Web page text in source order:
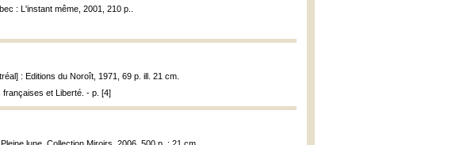
: L'instant même, 2001, 210 p..
: Editions du Noroît, 1971, 69 p. ill. 21 cm.
et Liberté. - p. [4]